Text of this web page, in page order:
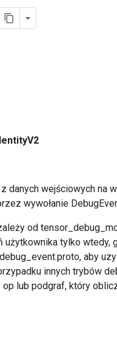
danych wejściowych na
wywołanie
od
tylko wtedy,
aby
innych trybów
lub podgraf, który